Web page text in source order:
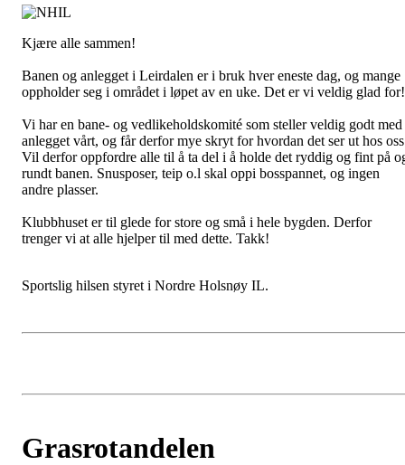
Kjære alle sammen!
Banen og anlegget i Leirdalen er i bruk hver eneste dag, og mange
oppholder seg i området i løpet av en uke. Det er vi veldig glad
Vi har en bane- og vedlikeholdskomité som steller veldig godt med
anlegget vårt, og får derfor mye skryt for hvordan det ser ut hos
Vil derfor oppfordre alle til å ta del i å holde det ryddig og fint på
rundt banen. Snusposer, teip o.l skal oppi bosspannet, og ingen
andre plasser.
Klubbhuset er til glede for store og små i hele bygden. Derfor
trenger vi at alle hjelper til med dette. Takk!
Sportslig hilsen styret i Nordre Holsnøy IL.
Grasrotandelen